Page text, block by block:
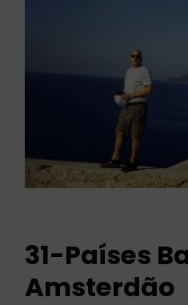
31-Países
Amsterdão